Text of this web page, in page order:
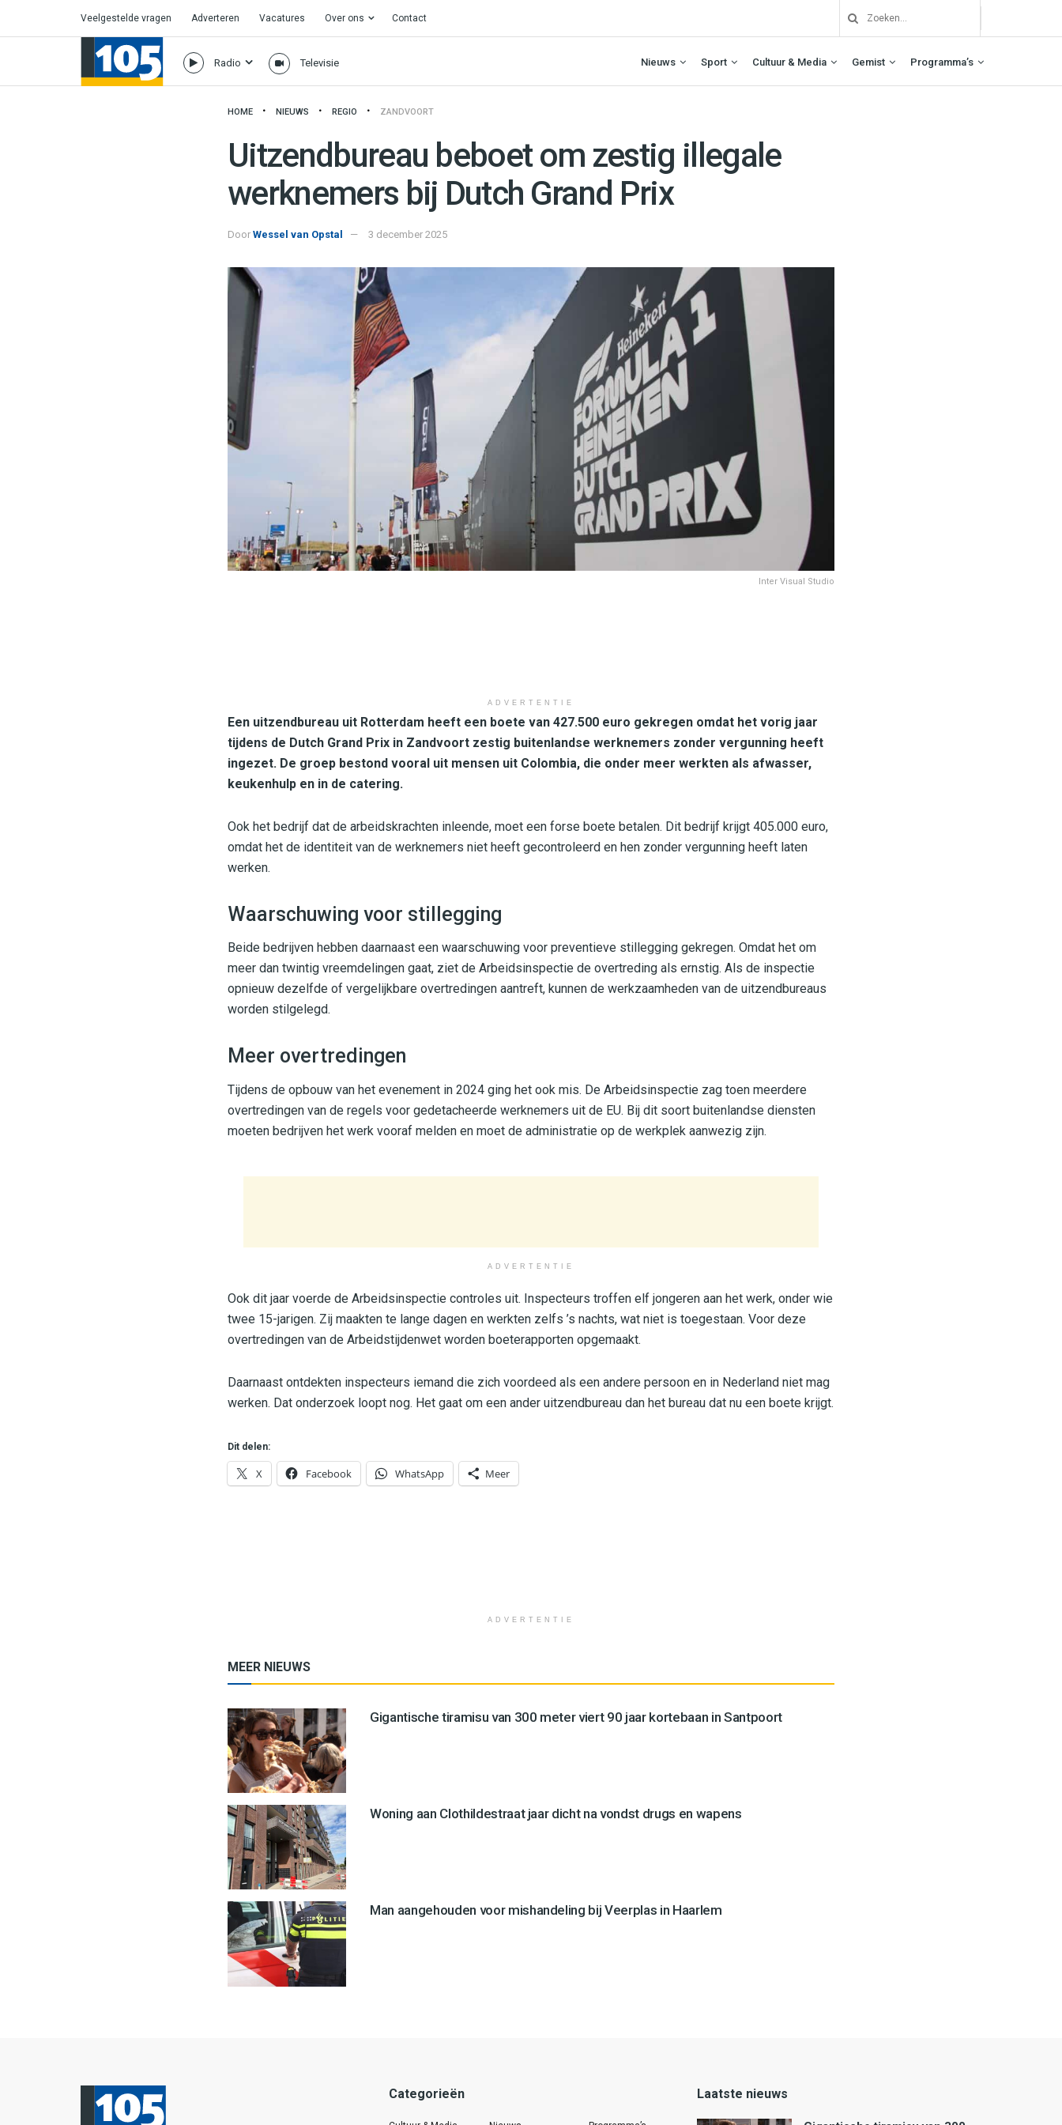
Veelgestelde vragen Adverteren Vacatures Over ons Contact
Radio Televisie Nieuws Sport Cultuur & Media Gemist Programma’s
HOME NIEUWS REGIO ZANDVOORT
Uitzendbureau beboet om zestig illegale
werknemers bij Dutch Grand Prix
Door Wessel van Opstal 3 december 2025
Inter Visual Studio
ADVERTENTIE
Een uitzendbureau uit Rotterdam heeft een boete van 427.500 euro gekregen omdat het vorig jaar
tijdens de Dutch Grand Prix in Zandvoort zestig buitenlandse werknemers zonder vergunning heeft
ingezet. De groep bestond vooral uit mensen uit Colombia, die onder meer werkten als afwasser,
keukenhulp en in de catering.
Ook het bedrijf dat de arbeidskrachten inleende, moet een forse boete betalen. Dit bedrijf krijgt 405.000 euro,
omdat het de identiteit van de werknemers niet heeft gecontroleerd en hen zonder vergunning heeft laten
werken.
Waarschuwing voor stillegging
Beide bedrijven hebben daarnaast een waarschuwing voor preventieve stillegging gekregen. Omdat het om
meer dan twintig vreemdelingen gaat, ziet de Arbeidsinspectie de overtreding als ernstig. Als de inspectie
opnieuw dezelfde of vergelijkbare overtredingen aantreft, kunnen de werkzaamheden van de uitzendbureaus
worden stilgelegd.
Meer overtredingen
Tijdens de opbouw van het evenement in 2024 ging het ook mis. De Arbeidsinspectie zag toen meerdere
overtredingen van de regels voor gedetacheerde werknemers uit de EU. Bij dit soort buitenlandse diensten
moeten bedrijven het werk vooraf melden en moet de administratie op de werkplek aanwezig zijn.
ADVERTENTIE
Ook dit jaar voerde de Arbeidsinspectie controles uit. Inspecteurs troffen elf jongeren aan het werk, onder wie
twee 15-jarigen. Zij maakten te lange dagen en werkten zelfs ’s nachts, wat niet is toegestaan. Voor deze
overtredingen van de Arbeidstijdenwet worden boeterapporten opgemaakt.
Daarnaast ontdekten inspecteurs iemand die zich voordeed als een andere persoon en in Nederland niet mag
werken. Dat onderzoek loopt nog. Het gaat om een ander uitzendbureau dan het bureau dat nu een boete krijgt.
Dit delen:
X Facebook WhatsApp Meer
ADVERTENTIE
MEER NIEUWS
Gigantische tiramisu van 300 meter viert 90 jaar kortebaan in Santpoort
Woning aan Clothildestraat jaar dicht na vondst drugs en wapens
Man aangehouden voor mishandeling bij Veerplas in Haarlem
Categorieën Laatste nieuws